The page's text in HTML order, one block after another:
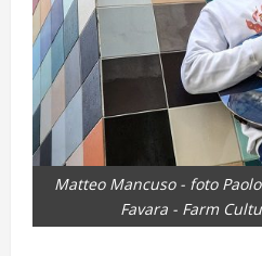
Matteo Mancuso - foto
Favara - Farm